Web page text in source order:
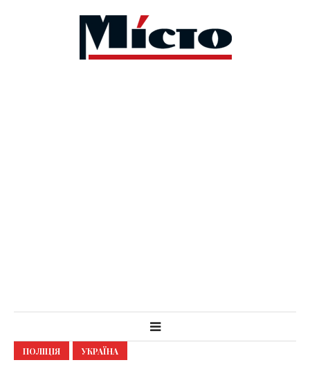
ПОЛІЦІЯ УКРАЇНА